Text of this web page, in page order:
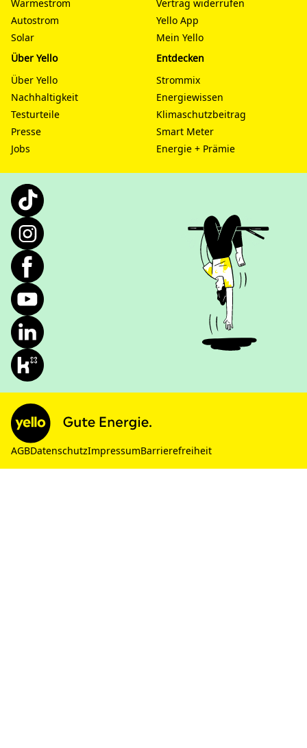
Wärmestrom
Autostrom
Solar
Vertrag widerrufen
Yello App
Mein Yello
Über Yello
Über Yello
Nachhaltigkeit
Testurteile
Presse
Jobs
Entdecken
Strommix
Energiewissen
Klimaschutzbeitrag
Smart Meter
Energie + Prämie
AGBDatenschutzImpressumBarrierefreiheit